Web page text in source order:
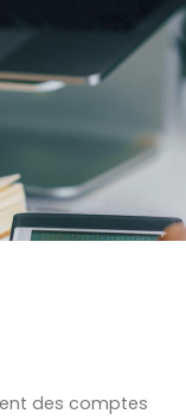
des comptes